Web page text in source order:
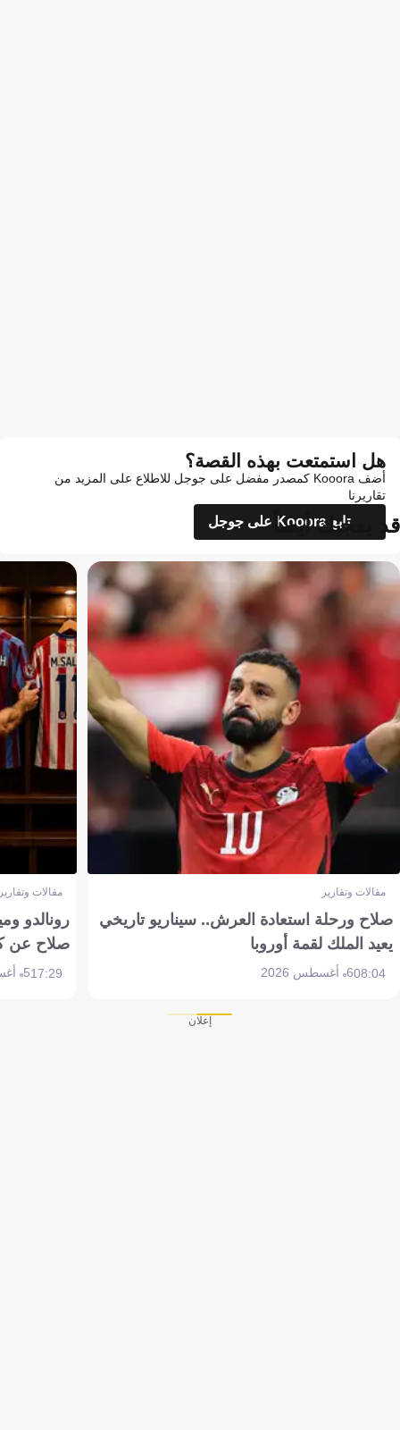
هل استمتعت بهذه القصة؟
أضف Kooora كمصدر مفضل على جوجل للاطلاع على المزيد من
تقاريرنا
تابع Kooora على جوجل
قد يعجبك أيضاً
مقالات وتقارير
صلاح ورحلة استعادة العرش.. سيناريو تاريخي
يعيد الملك لقمة أوروبا
08:046 أغسطس 2026
مقالات
رونالدو
صلاح عن
17:295 أغسطس 2026
إعلان